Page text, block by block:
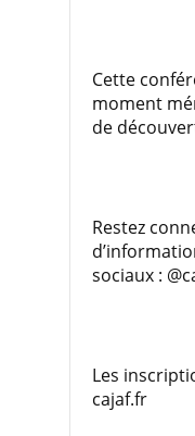
Cette
moment
de
Restez
sociaux :
Les
cajaf.fr